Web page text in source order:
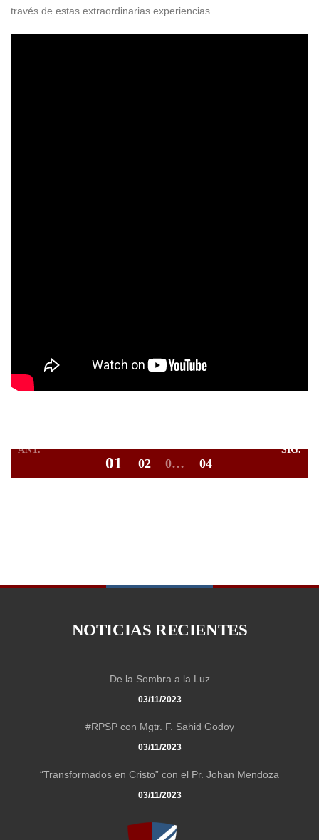
través de estas extraordinarias experiencias…
ANT.
1 2 … 4
SIG.
NOTICIAS RECIENTES
De la Sombra a la Luz
03/11/2023
#RPSP con Mgtr. F. Sahid Godoy
03/11/2023
“Transformados en Cristo” con el Pr. Johan Mendoza
03/11/2023